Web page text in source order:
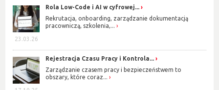
23.03.26
Rola Low-Code i AI w cyfrowej...
Rekrutacja, onboarding, zarządzanie dokumentacją
pracowniczą, szkolenia,...
Rejestracja Czasu Pracy i Kontrola...
Zarządzanie czasem pracy i bezpieczeństwem to
obszary, które coraz...